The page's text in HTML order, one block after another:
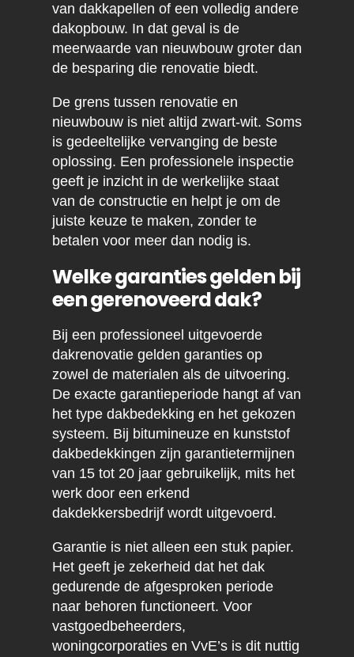
van dakkapellen of een volledig andere
dakopbouw. In dat geval is de
meerwaarde van nieuwbouw groter dan
de besparing die renovatie biedt.
De grens tussen renovatie en
nieuwbouw is niet altijd zwart-wit. Soms
is gedeeltelijke vervanging de beste
oplossing. Een professionele inspectie
geeft je inzicht in de werkelijke staat
van de constructie en helpt je om de
juiste keuze te maken, zonder te
betalen voor meer dan nodig is.
Welke garanties gelden bij
een gerenoveerd dak?
Bij een professioneel uitgevoerde
dakrenovatie gelden garanties op
zowel de materialen als de uitvoering.
De exacte garantieperiode hangt af van
het type dakbedekking en het gekozen
systeem. Bij bitumineuze en kunststof
dakbedekkingen zijn garantietermijnen
van 15 tot 20 jaar gebruikelijk, mits het
werk door een erkend
dakdekkersbedrijf wordt uitgevoerd.
Garantie is niet alleen een stuk papier.
Het geeft je zekerheid dat het dak
gedurende de afgesproken periode
naar behoren functioneert. Voor
vastgoedbeheerders,
woningcorporaties en VvE’s is dit nuttig